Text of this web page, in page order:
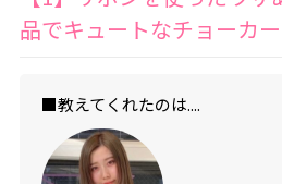
品でキュートなチョーカ
■教えてくれたのは....